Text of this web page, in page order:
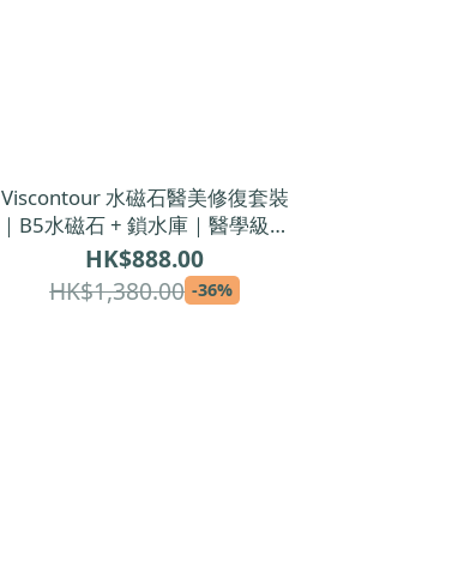
Viscontour 水磁石醫美修復套裝
｜B5水磁石 + 鎖水庫｜醫學級修
復精華＋鎖水面霜
HK$888.00
HK$1,380.00 -36%